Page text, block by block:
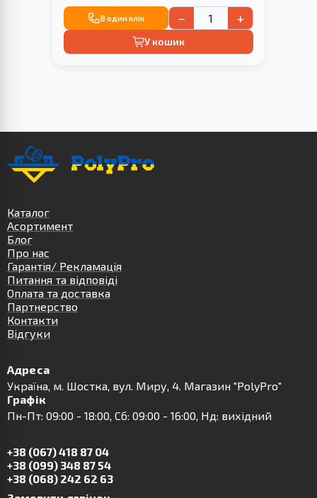
В один клік − +
У кошик
Каталог
Асортимент
Блог
Про нас
Гарантія/ Рекламація
Питання та відповіді
Оплата та доставка
Партнерство
Контакти
Відгуки
Адреса
Українa, м. Шостка, вул. Миру, 4. Магазин "PolyPro"
Графік
Пн-Пт: 09:00 - 18:00, Сб: 09:00 - 16:00, Нд: вихідний
+38 (067) 418 87 04
+38 (099) 348 87 54
+38 (068) 242 62 63